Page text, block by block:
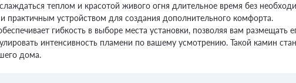
теплом и красотой живого огня длительное время без
практичным устройством для создания дополнительного комфорта.
гибкость в выборе места установки, позволяя вам размещать
интенсивность пламени по вашему усмотрению. Такой камин
дома.